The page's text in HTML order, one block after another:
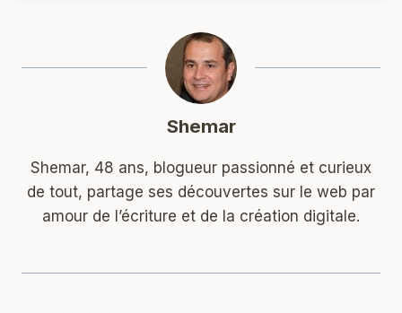
Shemar
Shemar, 48 ans, blogueur passionné et curieux
de tout, partage ses découvertes sur le web par
amour de l’écriture et de la création digitale.